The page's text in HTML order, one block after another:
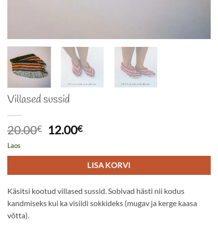
Villased sussid
20.00€
Algne
oli:
12.00€Praegune
on:
12.00€.
Laos
LISA KORVI
Käsitsi kootud villased sussid. Sobivad hästi nii kodus
kandmiseks kui ka visiidi sokkideks (mugav ja kerge kaasa
võtta).